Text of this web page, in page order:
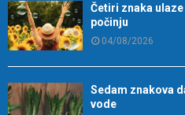
Četiri znaka
počinju
04/08/2026
Sedam znakova
vode